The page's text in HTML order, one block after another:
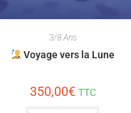
3/8 Ans
Voyage vers la Lune
350,00€ TTC